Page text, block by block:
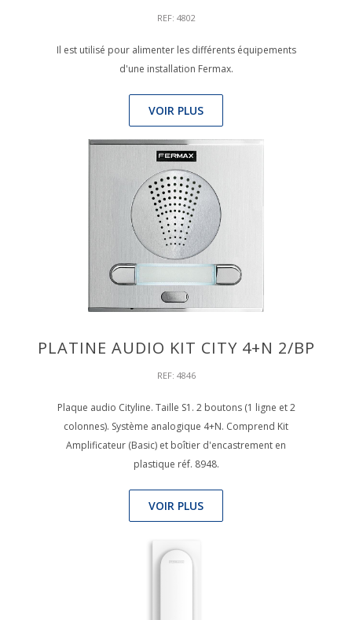
REF: 4802
Il est utilisé pour alimenter les différents équipements
d'une installation Fermax.
VOIR PLUS
PLATINE AUDIO KIT CITY 4+N 2/BP
REF: 4846
Plaque audio Cityline. Taille S1. 2 boutons (1 ligne et 2
colonnes). Système analogique 4+N. Comprend Kit
Amplificateur (Basic) et boîtier d'encastrement en
plastique réf. 8948.
VOIR PLUS